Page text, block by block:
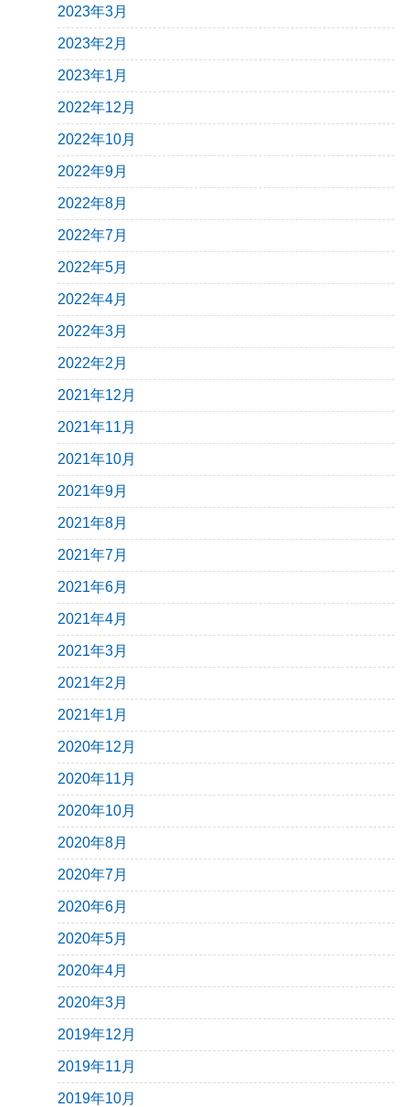
2023年3月
2023年2月
2023年1月
2022年12月
2022年10月
2022年9月
2022年8月
2022年7月
2022年5月
2022年4月
2022年3月
2022年2月
2021年12月
2021年11月
2021年10月
2021年9月
2021年8月
2021年7月
2021年6月
2021年4月
2021年3月
2021年2月
2021年1月
2020年12月
2020年11月
2020年10月
2020年8月
2020年7月
2020年6月
2020年5月
2020年4月
2020年3月
2019年12月
2019年11月
2019年10月